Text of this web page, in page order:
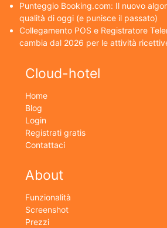
Punteggio Booking.com: Il nuovo
qualità di oggi (e punisce il passato)
Collegamento POS e Registratore
cambia dal 2026 per le attività
Cloud-hotel
Home
Blog
Login
Registrati gratis
Contattaci
About
Funzionalità
Screenshot
Prezzi